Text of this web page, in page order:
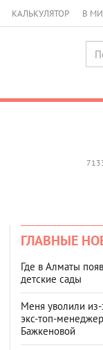
КАЛЬКУЛЯТОР В
ГЛАВНЫЕ
Где в Алматы
детские сады
Меня уволили из-
экс-топ-
Бажкеновой